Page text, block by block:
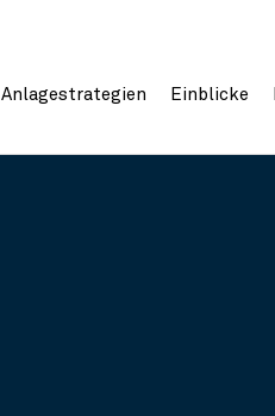
Anlagestrategien Einblicke